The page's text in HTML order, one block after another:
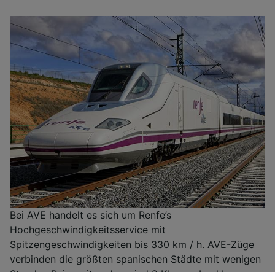
Bei AVE handelt es sich um Renfe’s
Hochgeschwindigkeitsservice mit
Spitzengeschwindigkeiten bis 330 km / h. AVE-Züge
verbinden die größten spanischen Städte mit wenigen